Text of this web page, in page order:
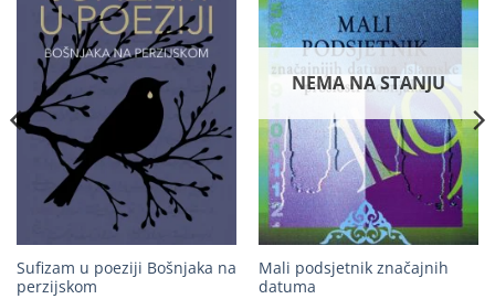
Sufizam u poeziji Bošnjaka na
perzijskom
NEMA NA STANJU
Mali podsjetnik značajnih
datuma